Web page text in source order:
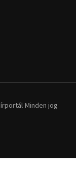
Minden jog